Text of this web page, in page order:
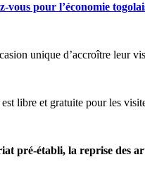
pour l’économie
unique d’accroître leur
libre et gratuite pour les
pré-établi, la reprise des